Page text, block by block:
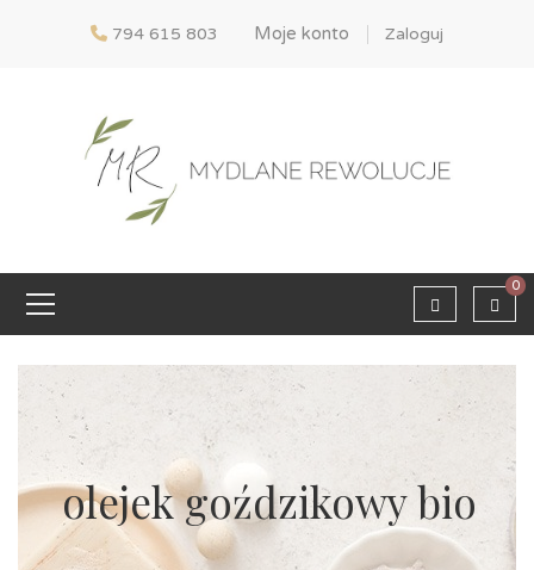
794 615 803 Moje konto Zaloguj
0
olejek goździkowy bio